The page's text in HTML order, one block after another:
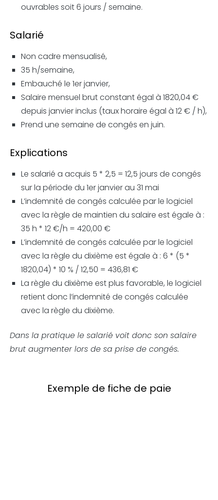
ouvrables soit 6 jours / semaine.
Salarié
Non cadre mensualisé,
35 h/semaine,
Embauché le 1er janvier,
Salaire mensuel brut constant égal à 1820,04 €
depuis janvier inclus (taux horaire égal à 12 € / h),
Prend une semaine de congés en juin.
Explications
Le salarié a acquis 5 * 2,5 = 12,5 jours de congés
sur la période du 1er janvier au 31 mai
L’indemnité de congés calculée par le logiciel
avec la règle de maintien du salaire est égale à :
35 h * 12 €/h = 420,00 €
L’indemnité de congés calculée par le logiciel
avec la règle du dixième est égale à : 6 * (5 *
1820,04) * 10 % / 12,50 = 436,81 €
La règle du dixième est plus favorable, le logiciel
retient donc l’indemnité de congés calculée
avec la règle du dixième.
Dans la pratique le salarié voit donc son salaire
brut augmenter lors de sa prise de congés.
Exemple de fiche de paie